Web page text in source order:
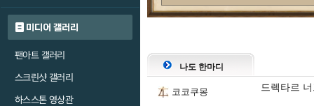
미디어 갤러리
팬아트 갤러리
스크린샷 갤러리
하스스톤 영상관
나도 한마디
코코쿠몽 드렉타르